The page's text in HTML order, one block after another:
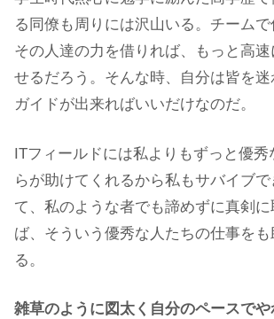
る同僚も周りには沢山いる。チーム
その人達の力を借りれば、もっと高
せるだろう。そんな時、自分は皆を
ガイドが出来ればいいだけなのだ。
ITフィールドには私よりもずっと優秀
らが助けてくれるから私もサバイブ
て、私のような者でも諦めずに真剣
ば、そういう優秀な人たちの仕事を
る。
雑草のように図太く自分のペースで